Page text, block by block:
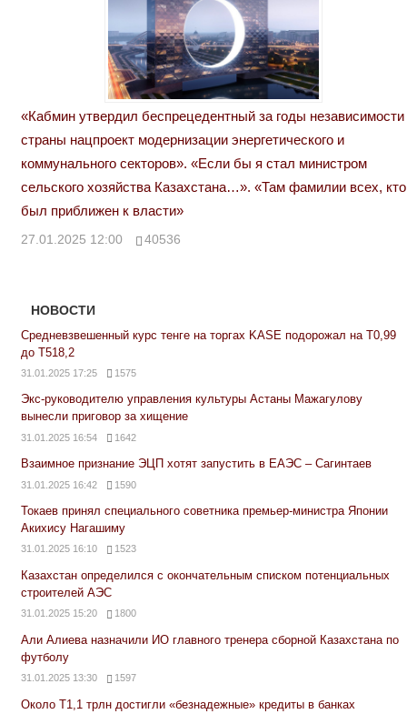
«Кабмин утвердил беспрецедентный за годы независимости
страны нацпроект модернизации энергетического и
коммунального секторов». «Если бы я стал министром
сельского хозяйства Казахстана…». «Там фамилии всех, кто
был приближен к власти»
27.01.2025 12:00 40536
НОВОСТИ
Средневзвешенный курс тенге на торгах KASE подорожал на Т0,99
до Т518,2
31.01.2025 17:25 1575
Экс-руководителю управления культуры Астаны Мажагулову
вынесли приговор за хищение
31.01.2025 16:54 1642
Взаимное признание ЭЦП хотят запустить в ЕАЭС – Сагинтаев
31.01.2025 16:42 1590
Токаев принял специального советника премьер-министра Японии
Акихису Нагашиму
31.01.2025 16:10 1523
Казахстан определился с окончательным списком потенциальных
строителей АЭС
31.01.2025 15:20 1800
Али Алиева назначили ИО главного тренера сборной Казахстана по
футболу
31.01.2025 13:30 1597
Около Т1,1 трлн достигли «безнадежные» кредиты в банках